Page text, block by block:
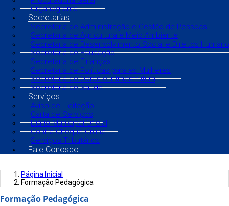
Organograma
Secretarias
Secretaria de Administração e Gestão de Pessoas
Secretaria de Agricultura e Meio Ambiente
Secretaria de Desenvolvimento Social e Direitos
Secretaria de Educação
Secretaria de Finanças
Secretaria de Políticas para as Mulheres
Secretaria de Obras e Infraestrutura
Secretaria de Saúde
Serviços
Aviso de Licitação
Carta de Serviços
Diário Municipal Oficial
Contra Cheque Online
Serviços Tributários
Fale Conosco
Página Inicial
Formação Pedagógica
Formação Pedagógica